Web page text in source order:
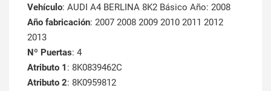
Vehículo: AUDI A4 BERLINA 8K2 Básico Año: 2008
Año fabricación: 2007 2008 2009 2010 2011 2012
2013
Nº Puertas: 4
Atributo 1 : 8K0839462C
Atributo 2: 8K0959812